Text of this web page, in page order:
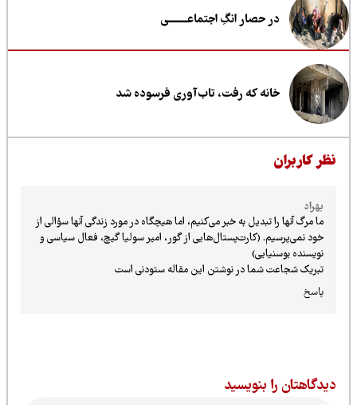
در حصار انگِ اجتماعــــــــی
خانه که رفت، تاب‌آوری فرسوده شد
کاربران
ما مرگ آنها را تبدیل به خبر می‌کنیم، اما هیچگاه در مورد زندگی آنها سؤالی از
خود نمی‌پرسیم. (کارت‌پستال‌هایی از گور، امیر سولیا گیچ، فعال سیاسی و
نویسنده بوسنیایی)
تبریک شجاعت شما در نوشتن این مقاله ستودنی است
را بنویسید